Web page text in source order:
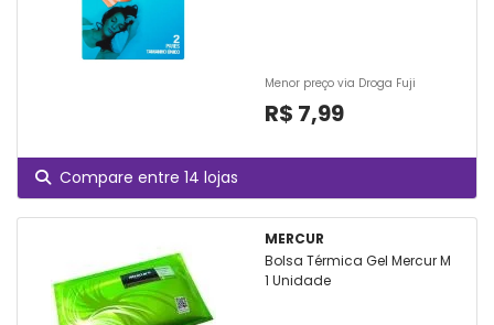
Menor preço via Droga Fuji
R$ 7,99
Compare entre 14 lojas
MERCUR
Bolsa Térmica Gel Mercur M
1 Unidade